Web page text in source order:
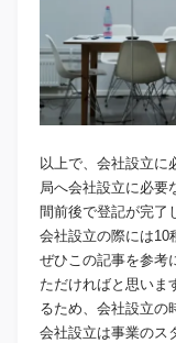
以上で、会社設立に
局へ会社設立に必要
間前後で登記が完了
会社設立の際には10
ぜひこの記事を参考
ただければと思いま
るため、会社設立の
会社設立は事業のス